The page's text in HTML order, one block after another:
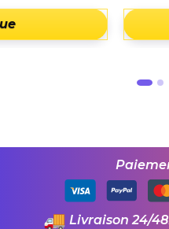
Créer
Livraison 24/